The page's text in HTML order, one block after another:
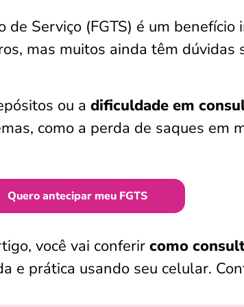
de Serviço (FGTS) é um
mas muitos ainda têm dúvidas
ou a dificuldade em
como a perda de saques em
Quero antecipar meu FGTS
você vai conferir como
e prática usando seu celular.